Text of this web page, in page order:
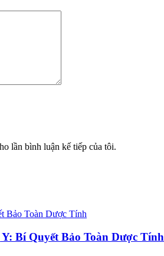
lần bình luận kế tiếp của tôi.
Bí Quyết Bảo Toàn Dược Tính